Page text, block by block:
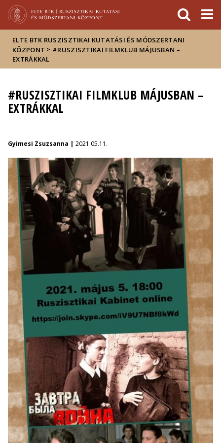
Hírek
Események
ELTE a
sajtóban
ELTE BTK RUSZISZTIKAI KUTATÁSI ÉS MÓDSZERTANI
KÖZPONT > #RUSZISZTIKAI FILMKLUB MÁJUSBAN –
EXTRÁKKAL
#RUSZISZTIKAI FILMKLUB MÁJUSBAN –
EXTRÁKKAL
Gyimesi Zsuzsanna | 2021.05.11.